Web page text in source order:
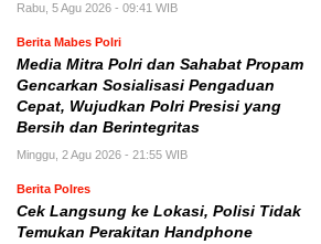
Rabu, 5 Agu 2026 - 09:41 WIB
Berita Mabes Polri
Media Mitra Polri dan Sahabat Propam
Gencarkan Sosialisasi Pengaduan
Cepat, Wujudkan Polri Presisi yang
Bersih dan Berintegritas
Minggu, 2 Agu 2026 - 21:55 WIB
Berita Polres
Cek Langsung ke Lokasi, Polisi Tidak
Temukan Perakitan Handphone